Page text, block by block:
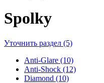
Spolky
Уточнить раздел (5)
Anti-Glare (10)
Anti-Shock (12)
Diamond (10)